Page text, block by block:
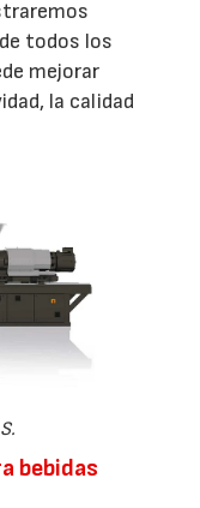
todos los
mejorar
la calidad
bebidas